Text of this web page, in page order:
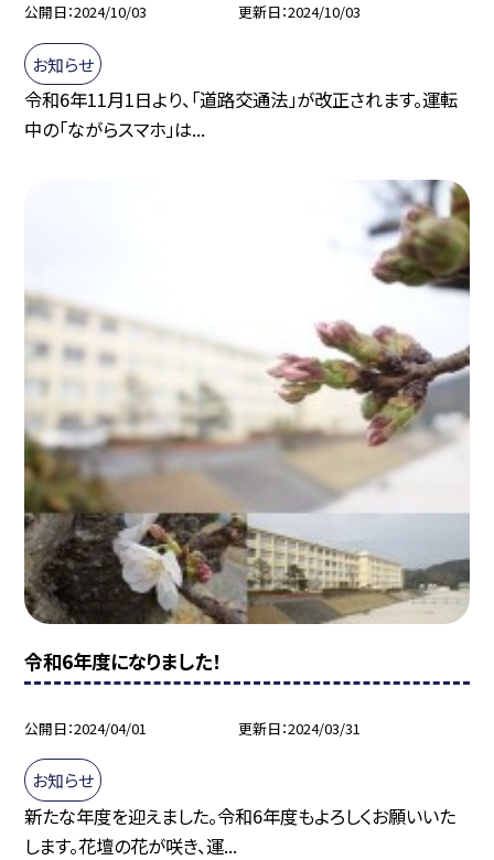
公開日 2024/10/03 更新日 2024/10/03
お知らせ
令和6年11月1日より、「道路交通法」が改正されます。運転
中の「ながらスマホ」は...
令和6年度になりました！
公開日 2024/04/01 更新日 2024/03/31
お知らせ
新たな年度を迎えました。令和6年度もよろしくお願いいた
します。花壇の花が咲き、運...